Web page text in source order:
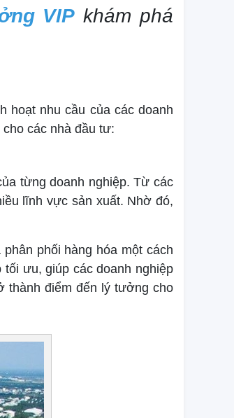
VIP khám phá
hoạt nhu cầu của các doanh
các nhà đầu tư:
từng doanh nghiệp. Từ các
lĩnh vực sản xuất. Nhờ đó,
phối hàng hóa một cách
ưu, giúp các doanh nghiệp
thành điểm đến lý tưởng cho